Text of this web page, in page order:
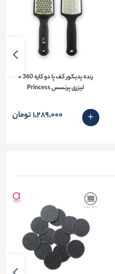
رنده پدیکور کف پا دو کاره 360 +
لیزری پرنسس Princess
1٬289٬000 تومان